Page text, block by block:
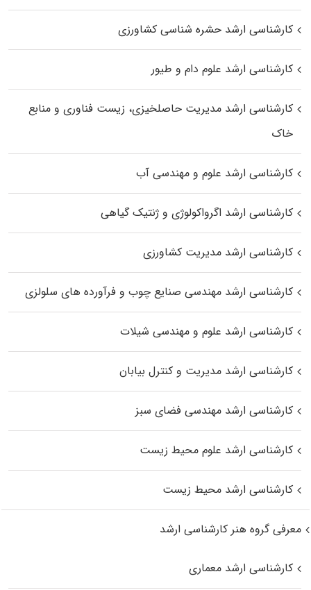
کارشناسی ارشد حشره‌ شناسی کشاورزی
کارشناسی ارشد علوم دام و طیور
کارشناسی ارشد مدیریت حاصلخیزی، زیست فناوری و منابع
خاک
کارشناسی ارشد علوم و مهندسی آب
کارشناسی ارشد اگرواکولوژی و ژنتیک گیاهی
کارشناسی ارشد مدیریت کشاورزی
کارشناسی ارشد مهندسی صنایع چوب و فرآورده‌ های سلولزی
کارشناسی ارشد علوم و مهندسی شیلات
کارشناسی ارشد مدیریت و کنترل بیابان
کارشناسی ارشد مهندسی فضای سبز
کارشناسی ارشد علوم محیط‌ زیست
کارشناسی ارشد محیط زیست
معرفی گروه هنر کارشناسی ارشد
کارشناسی ارشد معماری